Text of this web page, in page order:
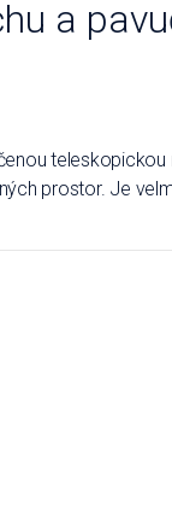
a
teleskopickou
prostor. Je